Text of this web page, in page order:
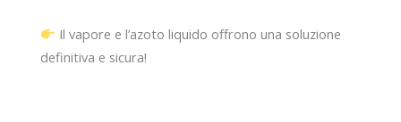
Il vapore e l’azoto liquido offrono una soluzione
definitiva e sicura!